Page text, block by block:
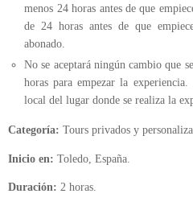
menos 24 horas antes de que
de 24 horas antes de que
abonado.
No se aceptará ningún cambio que
horas para empezar la
local del lugar donde se realiza la
Categoría: Tours privados y
Inicio en: Toledo, España.
Duración: 2 horas.